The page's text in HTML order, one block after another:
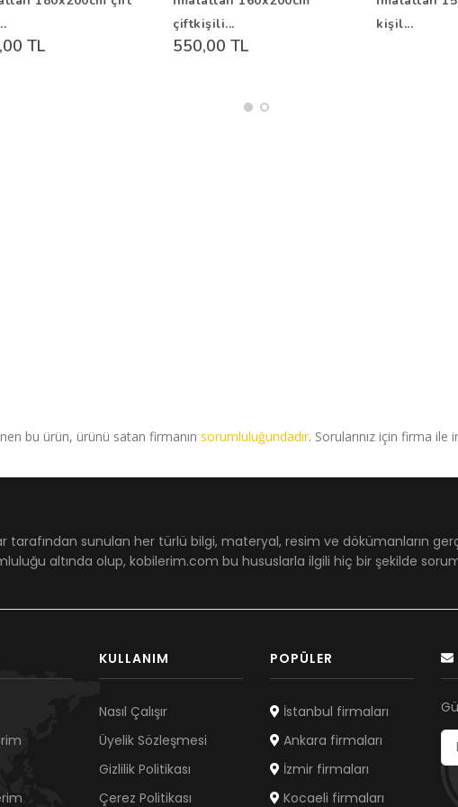
TL
çiftkişili...
550,00 TL
kişil...
bu ürün, ürünü satan firmanın sorumluluğundadır. Sorularınız için firma ile
tarafından sunulan her türlü bilgi, materyal, resim ve dökümanların
altında olup, kobilerim.com bu hususlarla ilgili hiç bir şekilde
KULLANIM
Nasıl Çalışır
Üyelik Sözleşmesi
Gizlilik Politikası
Çerez Politikası
POPÜLER
İstanbul firmaları
Ankara firmaları
İzmir firmaları
Kocaeli firmaları